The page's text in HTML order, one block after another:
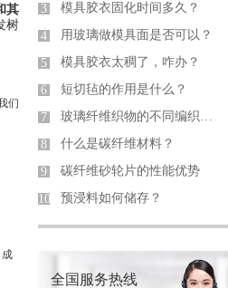
其
树
们
3 模具胶衣固化时间多久？
4 用玻璃做模具面是否可以？
5 模具胶衣太稠了，咋办？
6 短切毡的作用是什么？
7 玻璃纤维织物的不同编织方式
8 什么是碳纤维材料？
9 碳纤维砂轮片的性能优势
10 预浸料如何储存？
全国服务热线